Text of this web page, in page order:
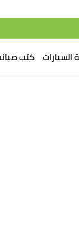
السيارات كتب